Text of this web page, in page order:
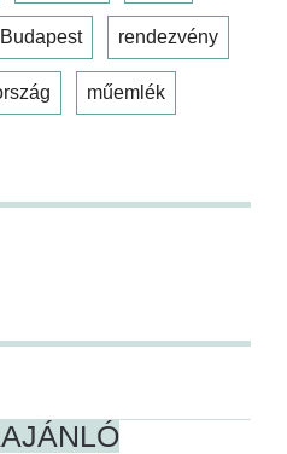
Budapest rendezvény
műemlék